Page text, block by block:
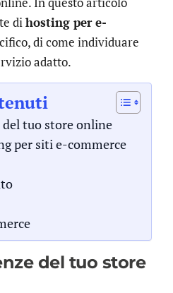
dihosting per e-
di come individuare
adatto.
del tuo store online
per siti e-commerce
del tuo store